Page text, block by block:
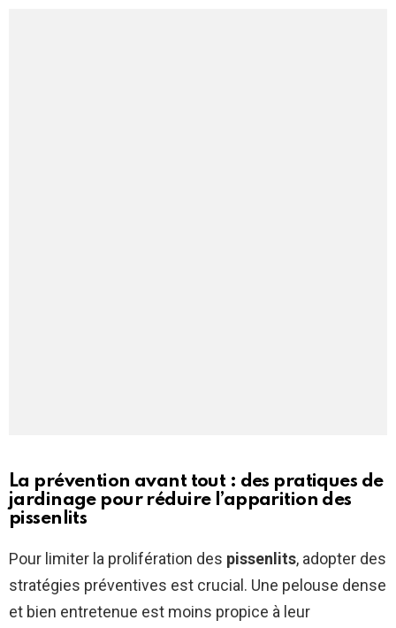
La prévention avant tout : des pratiques de
jardinage pour réduire l’apparition des
pissenlits
Pour limiter la prolifération des pissenlits, adopter des
stratégies préventives est crucial. Une pelouse dense
et bien entretenue est moins propice à leur